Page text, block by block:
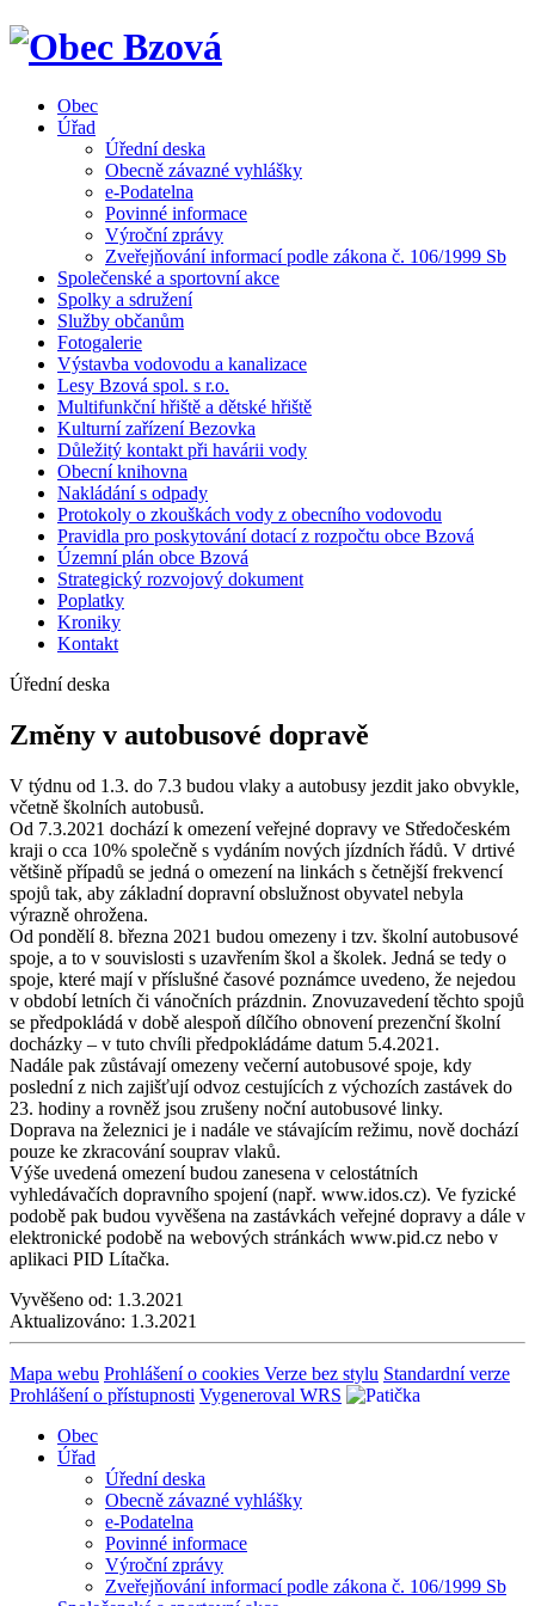
Obec
Úřad
Úřední deska
Obecně závazné vyhlášky
e-Podatelna
Povinné informace
Výroční zprávy
Zveřejňování informací podle zákona č. 106/1999 Sb
Společenské a sportovní akce
Spolky a sdružení
Služby občanům
Fotogalerie
Výstavba vodovodu a kanalizace
Lesy Bzová spol. s r.o.
Multifunkční hřiště a dětské hřiště
Kulturní zařízení Bezovka
Důležitý kontakt při havárii vody
Obecní knihovna
Nakládání s odpady
Protokoly o zkouškách vody z obecního vodovodu
Pravidla pro poskytování dotací z rozpočtu obce Bzová
Územní plán obce Bzová
Strategický rozvojový dokument
Poplatky
Kroniky
Kontakt
Úřední deska
Změny v autobusové dopravě
V týdnu od 1.3. do 7.3 budou vlaky a autobusy jezdit jako obvykle,
včetně školních autobusů.
Od 7.3.2021 dochází k omezení veřejné dopravy ve Středočeském
kraji o cca 10% společně s vydáním nových jízdních řádů. V drtivé
většině případů se jedná o omezení na linkách s četnější frekvencí
spojů tak, aby základní dopravní obslužnost obyvatel nebyla
výrazně ohrožena.
Od pondělí 8. března 2021 budou omezeny i tzv. školní autobusové
spoje, a to v souvislosti s uzavřením škol a školek. Jedná se tedy o
spoje, které mají v příslušné časové poznámce uvedeno, že nejedou
v období letních či vánočních prázdnin. Znovuzavedení těchto spojů
se předpokládá v době alespoň dílčího obnovení prezenční školní
docházky – v tuto chvíli předpokládáme datum 5.4.2021.
Nadále pak zůstávají omezeny večerní autobusové spoje, kdy
poslední z nich zajišťují odvoz cestujících z výchozích zastávek do
23. hodiny a rovněž jsou zrušeny noční autobusové linky.
Doprava na železnici je i nadále ve stávajícím režimu, nově dochází
pouze ke zkracování souprav vlaků.
Výše uvedená omezení budou zanesena v celostátních
vyhledávačích dopravního spojení (např. www.idos.cz). Ve fyzické
podobě pak budou vyvěšena na zastávkách veřejné dopravy a dále v
elektronické podobě na webových stránkách www.pid.cz nebo v
aplikaci PID Lítačka.
Vyvěšeno od: 1.3.2021
Aktualizováno: 1.3.2021
Mapa webu Prohlášení o cookies Verze bez stylu Standardní verze
Prohlášení o přístupnosti Vygeneroval WRS
Obec
Úřad
Úřední deska
Obecně závazné vyhlášky
e-Podatelna
Povinné informace
Výroční zprávy
Zveřejňování informací podle zákona č. 106/1999 Sb